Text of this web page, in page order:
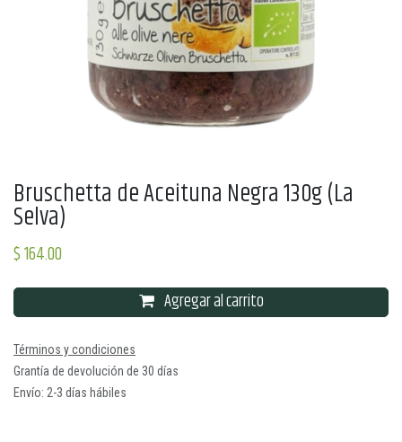
Bruschetta de Aceituna Negra 130g (La
Selva)
$164.00
Agregar al carrito
Términos y condiciones
Grantía de devolución de 30 días
Envío: 2-3 días hábiles